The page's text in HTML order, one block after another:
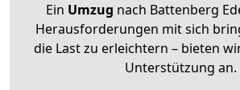
Ein Umzug nach Battenberg
Herausforderungen mit sich
die Last zu erleichtern – bieten
Unterstützung an.